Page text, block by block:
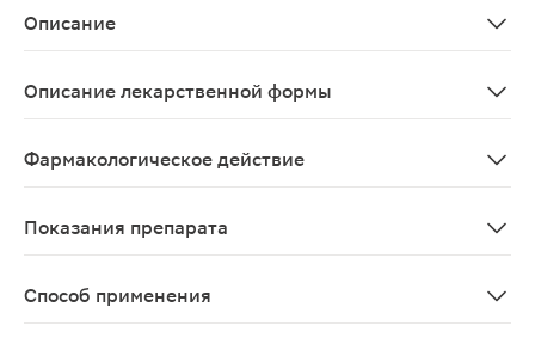
Описание
Описание лекарственной формы
Фармакологическое действие
Показания препарата
Способ применения